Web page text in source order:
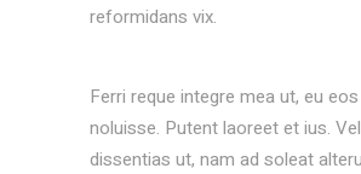
reformidans vix.
Ferri reque integre mea ut, eu
noluisse. Putent laoreet et ius.
dissentias ut, nam ad soleat